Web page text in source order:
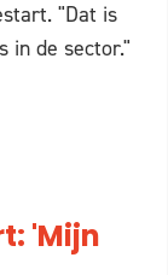
"Dat is
in de sector."
'Mijn